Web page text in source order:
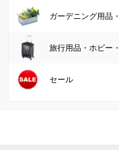
コート
ジャケット
フォーマル・スーツ・着物
大きいサイズ
ストール・スカーフ・マ
傘・レイングッズ
ファッション小物 その他
リビング収納
本棚・ラック・シェルフ
キッチン収納・食器棚
毛布・タオルケット
布団セット
敷きパッド・ベッドパッド
枕・抱き枕
米びつ・ライスストッカー
キッチン用品収納
エプロン・割烹着
絵画・アート・ウォールデ
インテリアグリーン・造花
掃除/お手入れ用品
スキンケア・基礎化粧品
フェイスケア・美顔器
健康食品・サプリメント
グルメ・食品トップへ
グルメまとめ割
お惣菜
肉・卵・乳製品
ガーデニング用品
ガーデニング用品・エクス
屋外収納庫・物置
旅行用品・ホビー
旅行用品・ホビー・ペット
セール